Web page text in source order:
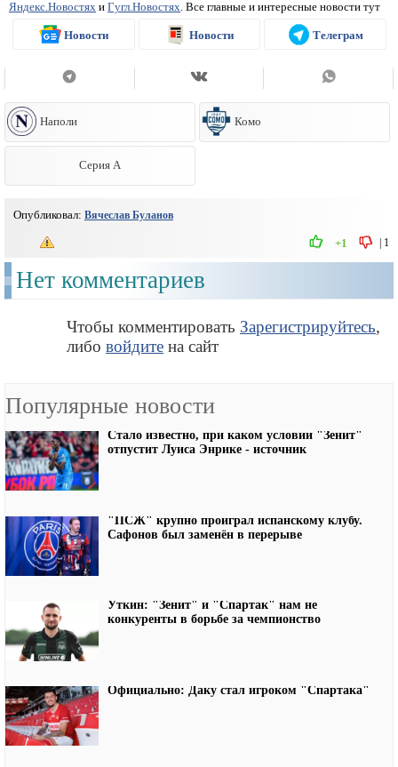
Яндекс.Новостях и Гугл.Новостях. Все главные и интересные новости тут
Новости Новости Телеграм
Наполи Комо
Серия А
Опубликовал: Вячеслав Буланов
| 1
+1
Нет комментариев
Чтобы комментировать Зарегистрируйтесь,
либо войдите на сайт
Популярные новости
Стало известно, при каком условии "Зенит"
отпустит Луиса Энрике - источник
"ПСЖ" крупно проиграл испанскому клубу.
Сафонов был заменён в перерыве
Уткин: "Зенит" и "Спартак" нам не
конкуренты в борьбе за чемпионство
Официально: Даку стал игроком "Спартака"